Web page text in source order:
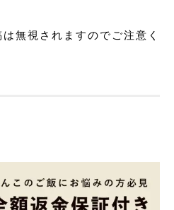
無視されますのでご注意く